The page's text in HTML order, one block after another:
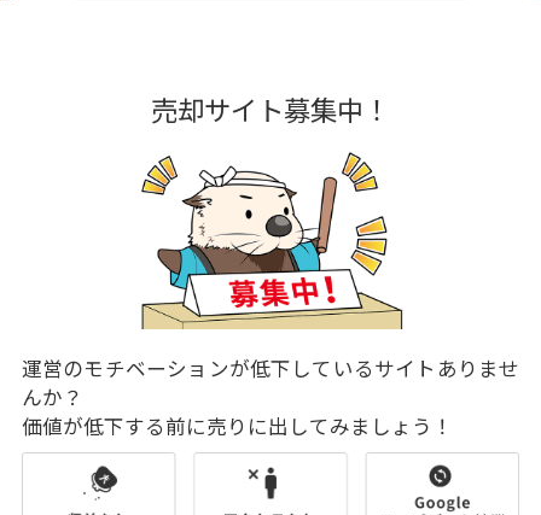
売却サイト募集中！
運営のモチベーションが低下しているサイトありませ
んか？
価値が低下する前に売りに出してみましょう！